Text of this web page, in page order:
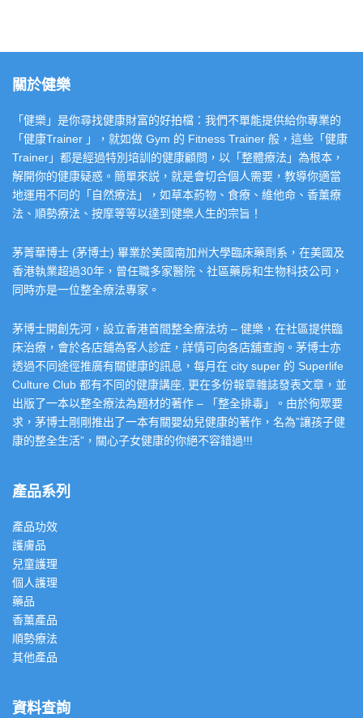
關於健樂
「健樂」是你尋找健康財富的好拍檔：我們不單能提供給你專業的
「健康Trainer 」，就如做 Gym 的 Fitness Trainer 般，這些「健康
Trainer」都是經過特別培訓的健康顧問，以「整體療法」為根本，
解開你的健康疑惑。簡單來説，就是會切合個人需要，教導你適當
地運用不同的「自然療法」，如草本葯物、食療、維他命、香薰療
法、順勢療法、按摩等等以達到健樂人生的宗旨！
茅菁華博士 (茅博士) 畢業於美國南加州大學臨床藥劑系，在美國及
香港執業超過30年，曾任職多家醫院、社區藥房和生物科技公司，
同時亦是一位整全療法專家。
茅博士開創先河，設立香港首間整全療法坊 – 健樂，在社區提供臨
床治療，會於各店舖為客人診症，詳情可向各店舖查詢。茅博士亦
透過不同途徑推廣有關健康的訊息，每月在 city super 的 Superlife
Culture Club 都有不同的健康講座, 更在多份報章雜誌發表文章，並
出版了一本以整全療法為題材的著作 – 「整全排毒」。由於徇眾要
求，茅博士剛剛推出了一本有關嬰幼兒健康的著作，名為”讓孩子健
康的整全生活”，關心子女健康的你絕不容錯過!!!
產品系列
產品功效
護膚品
兒童護理
個人護理
藥品
香薰產品
順勢療法
其他產品
資料查詢